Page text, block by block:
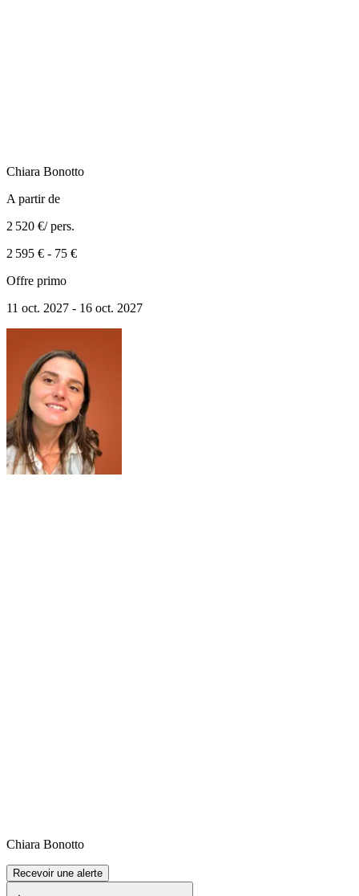
Chiara Bonotto
A partir de
2 520 €/ pers.
2 595 € - 75 €
Offre primo
11 oct. 2027 - 16 oct. 2027
Chiara Bonotto
Recevoir une alerte